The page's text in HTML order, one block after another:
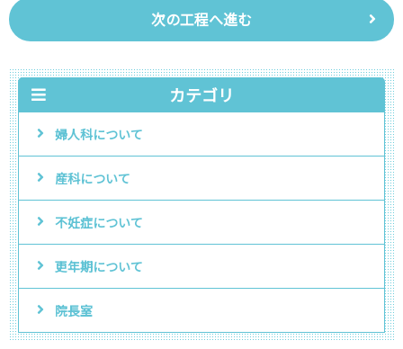
次の工程へ進む
カテゴリ
婦人科について
産科について
不妊症について
更年期について
院長室